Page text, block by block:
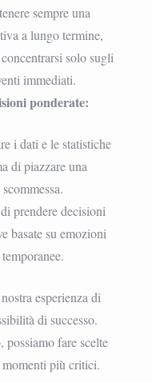
sempre una
a lungo termine,
solo sugli
immediati.
ponderate:
i dati e le statistiche
di piazzare una
scommessa.
prendere decisioni
basate su emozioni
temporanee.
esperienza di
di successo.
fare scelte
momenti più critici.